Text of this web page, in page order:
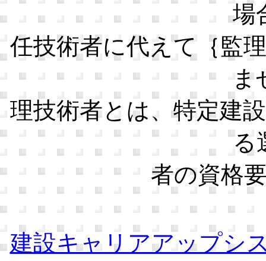
場
任技術者に代えて｛監
ま
理技術者とは、特定建
る
者の資格
建設キャリアアップシ